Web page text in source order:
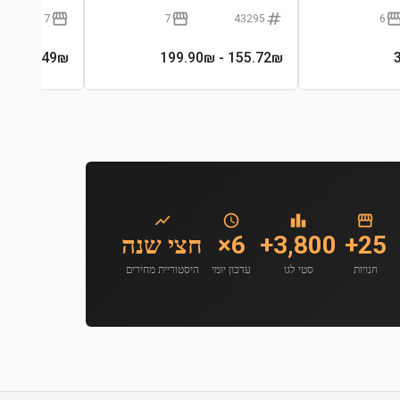
6
43295
7
155.72₪
- 199.90₪
7
149₪
25+
חנויות
3,800+
סטי לגו
6×
עדכון יומי
חצי שנה
היסטוריית מחירים